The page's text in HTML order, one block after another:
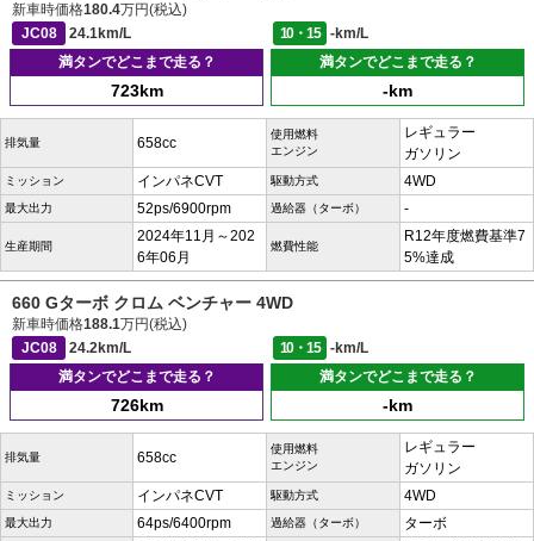
新車時価格180.4万円(税込)
JC08
24.1km/L 10・15
-km/L
満タンでどこまで走る？
723km
満タンでどこまで走る？
-km
排気量 658cc
使用燃料
エンジン
レギュラー
ガソリン
ミッション インパネCVT 駆動方式 4WD
最大出力 52ps/6900rpm 過給器（ターボ） -
生産期間
2024年11月～202
6年06月
燃費性能
R12年度燃費基準7
5%達成
660 Gターボ クロム ベンチャー 4WD
新車時価格188.1万円(税込)
JC08
24.2km/L 10・15
-km/L
満タンでどこまで走る？
726km
満タンでどこまで走る？
-km
排気量 658cc
使用燃料
エンジン
レギュラー
ガソリン
ミッション インパネCVT 駆動方式 4WD
最大出力 64ps/6400rpm 過給器（ターボ） ターボ